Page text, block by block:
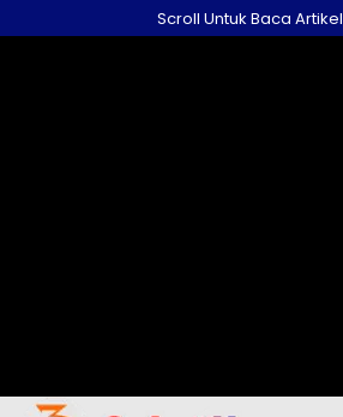
to
Scroll Untuk Baca Artikel